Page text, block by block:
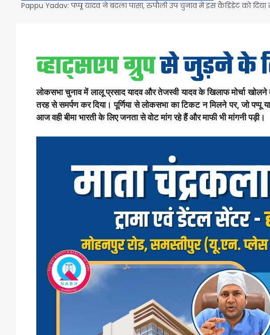
Pappu Yadav: पप्पू यादव ने बदला पासा, रुपौली उप चुनाव में इस कैंडिडेट को दिया
लोकसभा चुनाव में लालू प्रसाद यादव और तेजस्वी यादव के खिलाफ मोर्चा खोलने
तरह से समर्पण कर दिया। पूर्णिया से लोकसभा का टिकट न मिलने पर, जो
आज वही बीमा भारती के लिए जनता से वोट मांग रहे हैं और माफी भी मांगनी पड़ी।